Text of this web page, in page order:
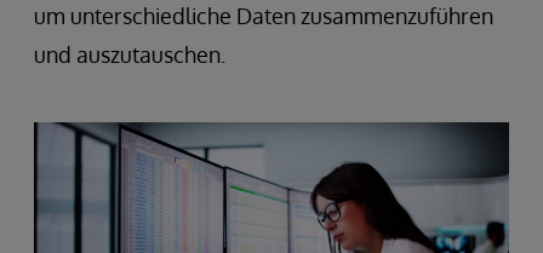
um unterschiedliche Daten zusammenzuführen
und auszutauschen.